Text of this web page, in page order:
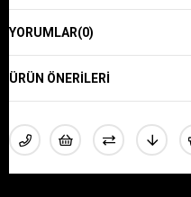
YORUMLAR(0)
ÜRÜN ÖNERILERI